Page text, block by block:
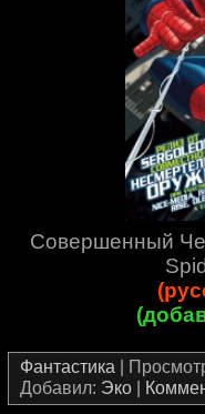
Совершенный
Фантастика |
Добавил: Эко |